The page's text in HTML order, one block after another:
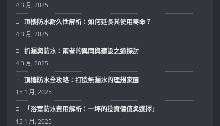
4 3 月, 2025
頂樓防水耐久性解析：如何延長其使用壽命？
4 3 月, 2025
抓漏與防水：兩者的異同與建設之道探討
4 3 月, 2025
頂樓防水全攻略：打造無漏水的理想家園
15 1 月, 2025
「浴室防水費用解析：一坪的投資價值與選擇」
15 1 月, 2025